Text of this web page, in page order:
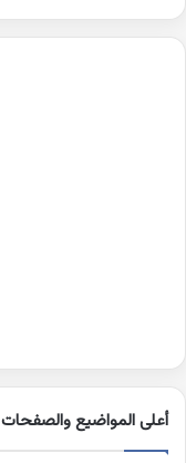
أعلى المواضيع والصفحات